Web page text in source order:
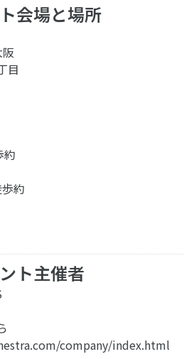
会場と場所
目
約
約
ト主催者
company/index.html